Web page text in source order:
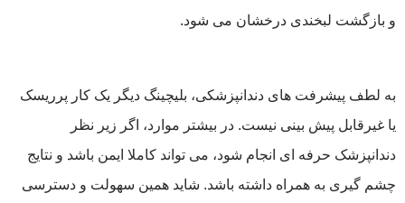
و بازگشت لبخندی درخشان می‌ شود.
به لطف پیشرفت‌ های دندانپزشکی، بلیچینگ دیگر یک کار پرریسک
یا غیرقابل پیش ‌بینی نیست. در بیشتر موارد، اگر زیر نظر
دندانپزشک حرفه ‌ای انجام شود، می ‌تواند کاملا ایمن باشد و نتایج
چشم‌ گیری به همراه داشته باشد. شاید همین سهولت و دسترسی